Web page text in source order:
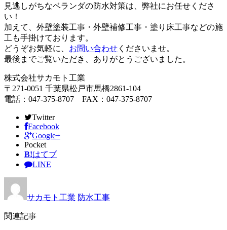
見逃しがちなベランダの防水対策は、弊社にお任せくださ
い！
加えて、外壁塗装工事・外壁補修工事・塗り床工事などの施
工も手掛けております。
どうぞお気軽に、 お問い合わせ くださいませ。
最後までご覧いただき、ありがとうございました。
株式会社サカモト工業
〒271-0051 千葉県松戸市馬橋2861-104
電話：047-375-8707 FAX：047-375-8707
Twitter
Facebook
Google+
Pocket
B!はてブ
LINE
サカモト工業 防水工事
関連記事